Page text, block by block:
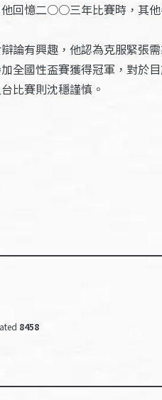
回憶二○○三年比賽時，其
論有興趣，他認為克服緊張
全國性盃賽獲得冠軍，對於
比賽則沈穩謹慎。
8458